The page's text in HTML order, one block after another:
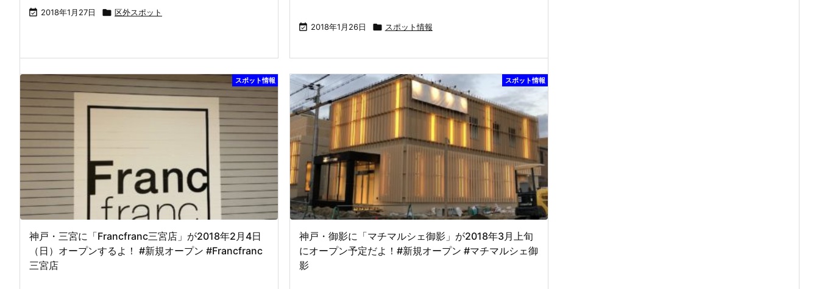
 2018年1月27日  区外スポット
 2018年1月26日  スポット情報
スポット情報
神戸・三宮に「Francfranc三宮店」が2018年2月4日
（日）オープンするよ！ #新規オープン #Francfranc
三宮店
スポット情報
神戸・御影に「マチマルシェ御影」が2018年3月上旬
にオープン予定だよ！#新規オープン #マチマルシェ御
影